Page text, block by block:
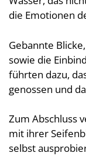
die Emotionen
Gebannte
sowie die
führten dazu,
genossen und
Zum Abschluss
mit ihrer
selbst